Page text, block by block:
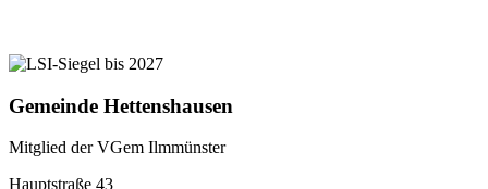
Gemeinde Hettenshausen
Mitglied der VGem Ilmmünster
Hauptstraße 43